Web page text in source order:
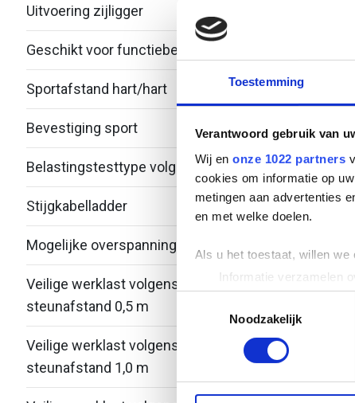
Toestemming
Verantwoord gebruik van
Wij en onze 1022 partners
cookies om informatie op
metingen aan advertenties
en met welke doelen.
Als u het toestaat, willen we
Informatie verzamelen
Uw apparaat
Lees meer over hoe uw
toestemming op elk
websiteverkeer te
Noodzakelijk
Uitvoering zijligger
Geschikt voor functiebehoud
Sportafstand hart/hart
Bevestiging sport
Belastingstesttype volgens IEC 61537
Stijgkabelladder -
Mogelijke overspanning
Veilige werklast volgens IEC 61537 met
steunafstand 0,5 m
Veilige werklast volgens IEC 61537 met
steunafstand 1,0 m